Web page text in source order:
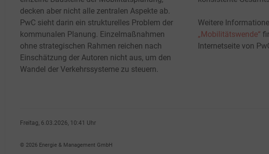
decken aber nicht alle zentralen Aspekte ab.
PwC sieht darin ein strukturelles Problem der
kommunalen Planung. Einzelmaßnahmen
ohne strategischen Rahmen reichen nach
Einschätzung der Autoren nicht aus, um den
Wandel der Verkehrssysteme zu steuern.
Weitere
„Mobilitätswende“
Internetseite von
Freitag, 6.03.2026, 10:41 Uhr
© 2026 Energie & Management GmbH